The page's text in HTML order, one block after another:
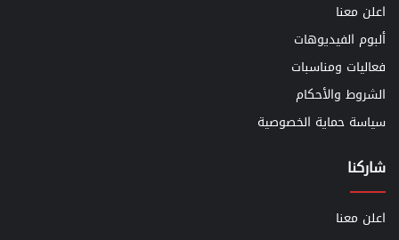
اعلن معنا
ألبوم الفيديوهات
فعاليات ومناسبات
الشروط والأحكام
سياسة حماية الخصوصية
شاركنا
اعلن معنا